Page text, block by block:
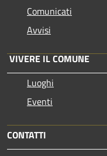
Comunicati
Avvisi
VIVERE IL COMUNE
Luoghi
Eventi
CONTATTI